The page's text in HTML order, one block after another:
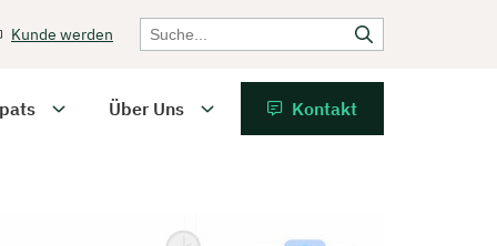
Kunde werden
Über Uns Kontakt